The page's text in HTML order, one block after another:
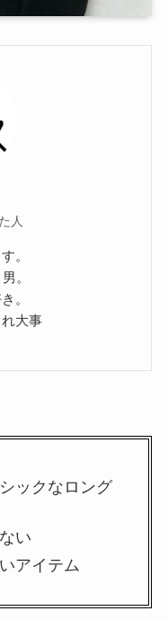
人
。
。
。
大事
ックなロング
い
アイテム